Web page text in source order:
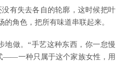
有失去各自的轮廓，这时候把叶
角色，把所有味道串联起来。
做。“手艺这种东西，你一怠慢
——一种只属于这个家族女性，用